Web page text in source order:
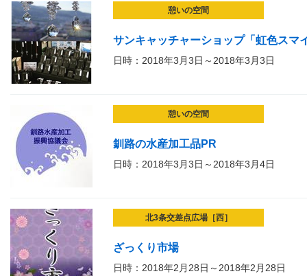
憩いの空間
サンキャッチャーショップ「虹色スマ
日時：2018年3月3日～2018年3月3日
憩いの空間
釧路の水産加工品PR
日時：2018年3月3日～2018年3月4日
北3条交差点広場［西］
ざっくり市場
日時：2018年2月28日～2018年2月28日